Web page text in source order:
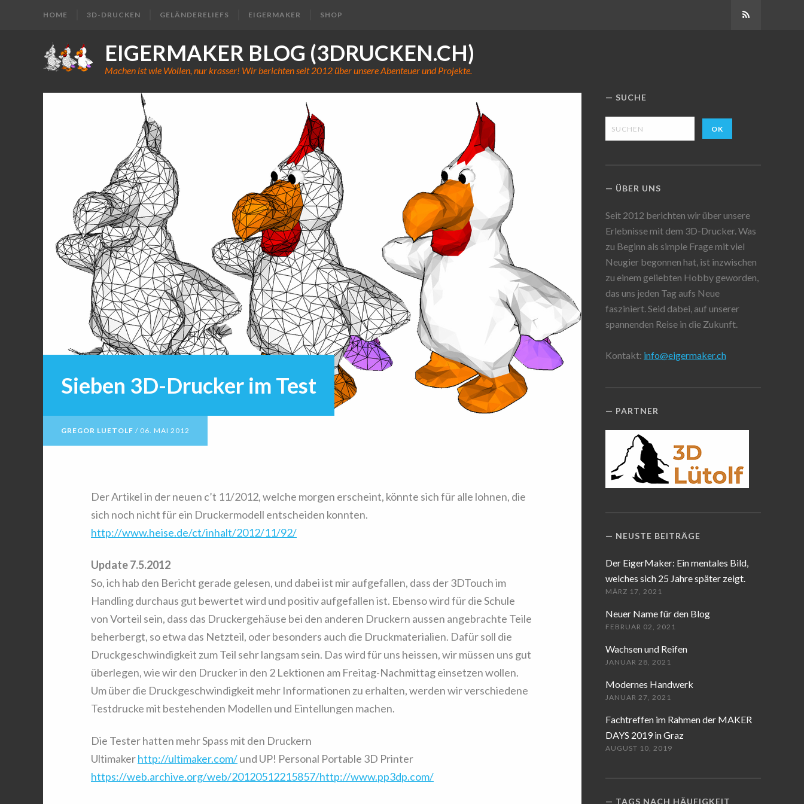
HOME 3D-DRUCKEN GELÄNDERELIEFS EIGERMAKER SHOP
EIGERMAKER BLOG (3DRUCKEN.CH)
Machen ist wie Wollen, nur krasser! Wir berichten seit 2012 über unsere Abenteuer und Projekte.
Sieben 3D-Drucker im Test
GREGOR LUETOLF / 06. MAI 2012
Der Artikel in der neuen c’t 11/2012, welche morgen erscheint, könnte sich für alle lohnen, die
sich noch nicht für ein Druckermodell entscheiden konnten.
http://www.heise.de/ct/inhalt/2012/11/92/
Update 7.5.2012
So, ich hab den Bericht gerade gelesen, und dabei ist mir aufgefallen, dass der 3DTouch im
Handling durchaus gut bewertet wird und positiv aufgefallen ist. Ebenso wird für die Schule
von Vorteil sein, dass das Druckergehäuse bei den anderen Druckern aussen angebrachte Teile
beherbergt, so etwa das Netzteil, oder besonders auch die Druckmaterialien. Dafür soll die
Druckgeschwindigkeit zum Teil sehr langsam sein. Das wird für uns heissen, wir müssen uns gut
überlegen, wie wir den Drucker in den 2 Lektionen am Freitag-Nachmittag einsetzen wollen.
Um über die Druckgeschwindigkeit mehr Informationen zu erhalten, werden wir verschiedene
Testdrucke mit bestehenden Modellen und Eintellungen machen.
Die Tester hatten mehr Spass mit den Druckern
Ultimakerhttp://ultimaker.com/und UP! Personal Portable 3D Printer
https://web.archive.org/web/20120512215857/http://www.pp3dp.com/
SUCHE
ÜBER UNS
Seit 2012 berichten wir über unsere
Erlebnisse mit dem 3D-Drucker. Was
zu Beginn als simple Frage mit viel
Neugier begonnen hat, ist inzwischen
zu einem geliebten Hobby geworden,
das uns jeden Tag aufs Neue
fasziniert. Seid dabei, auf unserer
spannenden Reise in die Zukunft.
Kontakt: info@eigermaker.ch
PARTNER
NEUSTE BEITRÄGE
Der EigerMaker: Ein mentales Bild,
welches sich 25 Jahre später zeigt.
MÄRZ 17, 2021
Neuer Name für den Blog
FEBRUAR 02, 2021
Wachsen und Reifen
JANUAR 28, 2021
Modernes Handwerk
JANUAR 27, 2021
Fachtreffen im Rahmen der MAKER
DAYS 2019 in Graz
AUGUST 10, 2019
TAGS NACH HÄUFIGKEIT